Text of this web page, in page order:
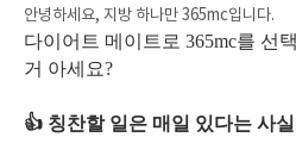
안녕하세요, 지방 하나만 365mc입니다.
다이어트 메이트로 365mc를 선
거 아세요?
👍 칭찬할 일은 매일 있다는 사